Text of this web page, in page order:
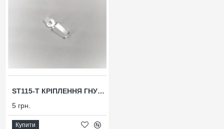
ST115-Т КРІПЛЕННЯ ГНУЧКОГО НЕОНУ СВІТЛОДІОДНОГО, 11*5ММ
5 грн.
Купити